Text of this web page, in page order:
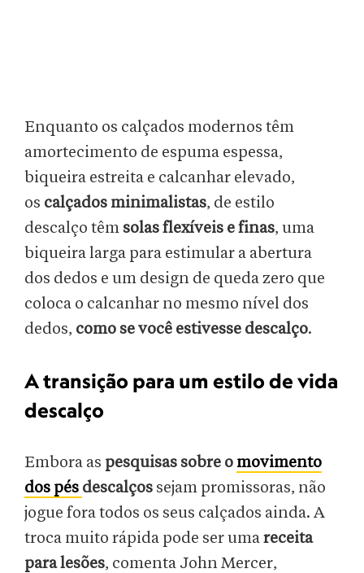
Enquanto os calçados modernos têm
amortecimento de espuma espessa,
biqueira estreita e calcanhar elevado,
os calçados minimalistas, de estilo
descalço têm solas flexíveis e finas, uma
biqueira larga para estimular a abertura
dos dedos e um design de queda zero que
coloca o calcanhar no mesmo nível dos
dedos, como se você estivesse descalço.
A transição para um estilo de vida
descalço
Embora as pesquisas sobre o movimento
dos pés descalços sejam promissoras, não
jogue fora todos os seus calçados ainda. A
troca muito rápida pode ser umareceita
para lesões, comenta John Mercer,